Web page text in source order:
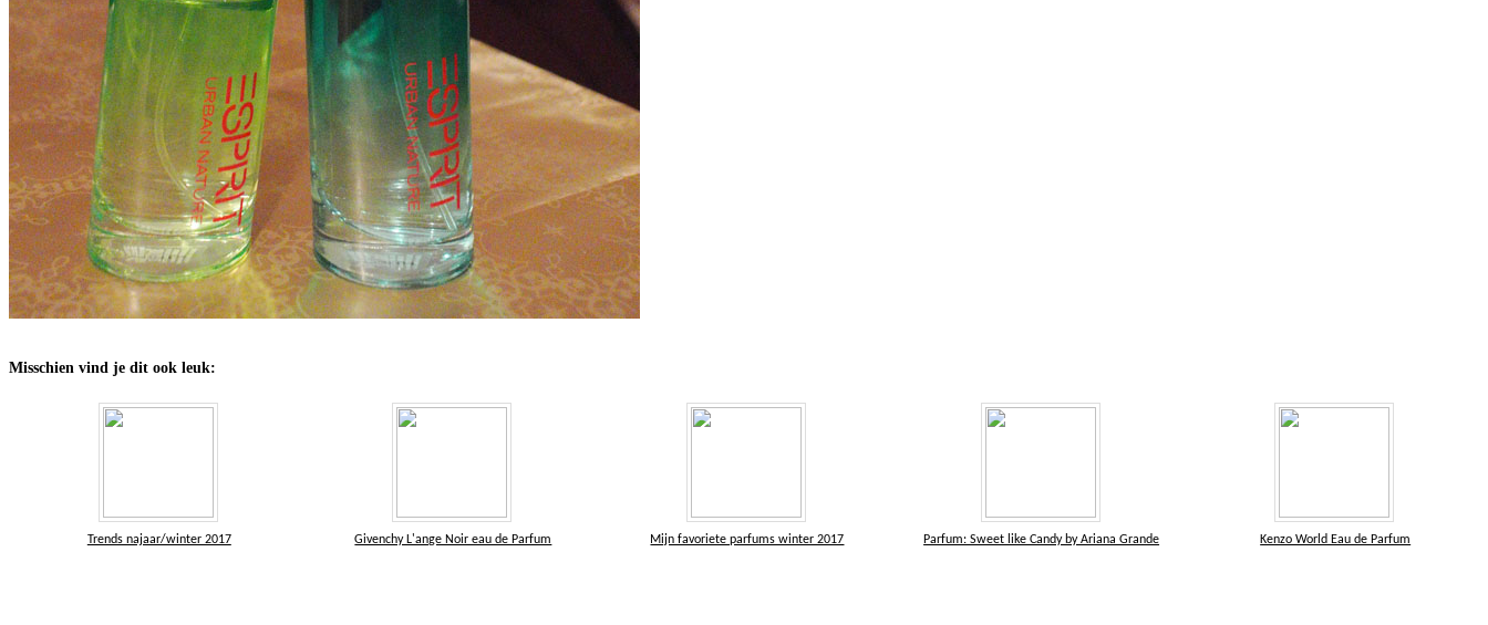
Misschien vind je dit ook leuk:
Trends najaar/winter 2017 Givenchy L'ange Noir eau de Parfum Mijn favoriete parfums winter 2017 Parfum: Sweet like Candy by Ariana Grande Kenzo World Eau de Parfum